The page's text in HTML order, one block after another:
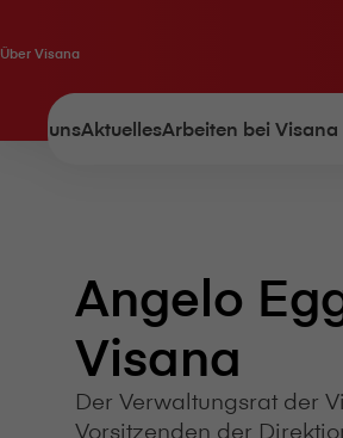
Über V⁠i⁠s⁠a⁠n⁠a
Über unsAktuellesArbeiten bei V⁠i⁠s⁠a⁠n⁠a
Angelo
V⁠i⁠s⁠a⁠n⁠a
Der Verwaltungsrat der
Vorsitzenden der